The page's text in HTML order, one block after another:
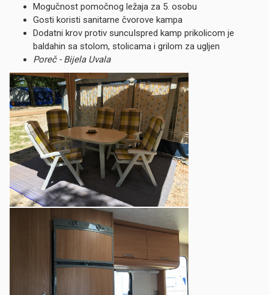
Mogučnost pomočnog ležaja za 5. osobu
Gosti koristi sanitarne čvorove kampa
Dodatni krov protiv suncuIspred kamp prikolicom je
baldahin sa stolom, stolicama i grilom za ugljen
Poreč - Bijela Uvala